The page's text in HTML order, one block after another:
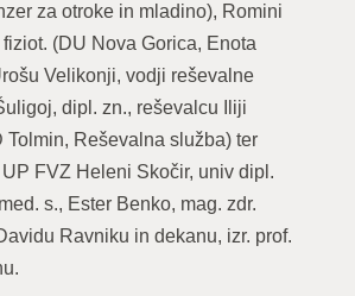
za otroke in mladino), Romini
(DU Nova Gorica, Enota
Velikonji, vodji reševalne
dipl. zn., reševalcu Iliji
Tolmin, Reševalna služba) ter
FVZ Heleni Skočir, univ dipl.
s., Ester Benko, mag. zdr.
Ravniku in dekanu, izr. prof.